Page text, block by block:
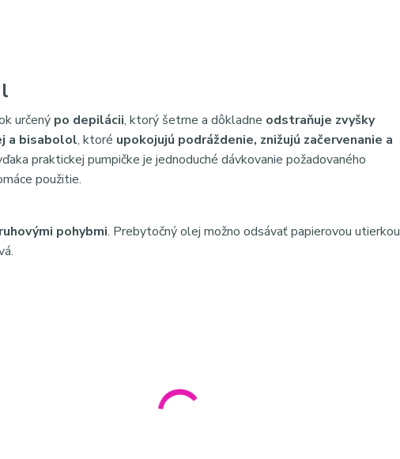
určený po depilácii, ktorý šetrne a dôkladne odstraňuje zvyšky
a bisabolol, ktoré upokojujú podráždenie, znižujú začervenanie a
praktickej pumpičke je jednoduché dávkovanie požadovaného
použitie.
pohybmi. Prebytočný olej možno odsávať papierovou utierkou